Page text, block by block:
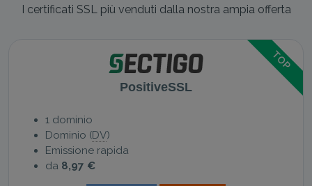
I certificati SSL più venduti dalla nostra ampia offerta
TOP
PositiveSSL
1 dominio
Dominio (DV)
Emissione rapida
da 8,97 €